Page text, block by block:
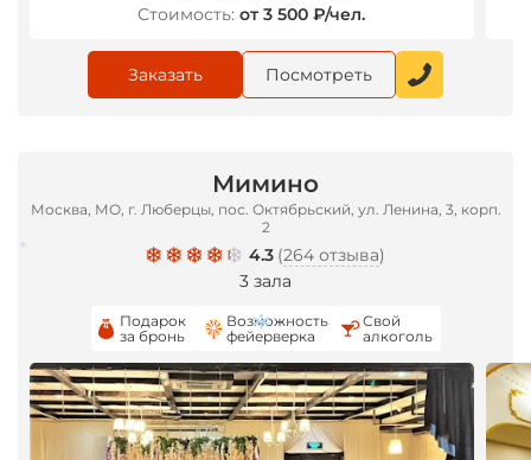
Стоимость: от 3 500 ₽/чел.
Заказать Посмотреть
Мимино
Москва, МО, г. Люберцы, пос. Октябрьский, ул. Ленина, 3, корп.
2
4.3 (264 отзыва)
3 зала
Подарок
за бронь
Возможность
фейерверка
Свой
алкоголь